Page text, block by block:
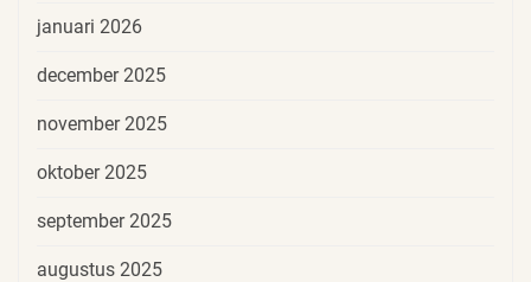
januari 2026
december 2025
november 2025
oktober 2025
september 2025
augustus 2025